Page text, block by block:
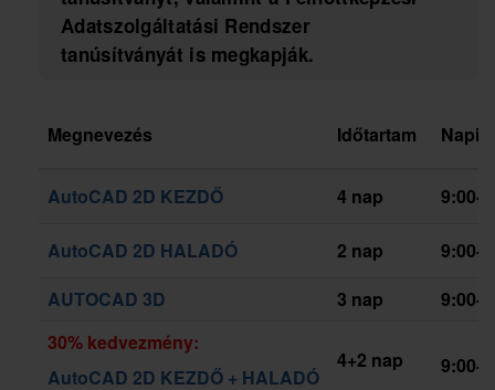
Adatszolgáltatási Rendszer
tanúsítványát is megkapják.
Megnevezés Időtartam Napi
AutoCAD 2D KEZDŐ 4 nap 9:00-
AutoCAD 2D HALADÓ 2 nap
9:00-
AUTOCAD 3D
3 nap
9:00-
30% kedvezmény:
AutoCAD 2D KEZDŐ + HALADÓ
4+2 nap 9:00-